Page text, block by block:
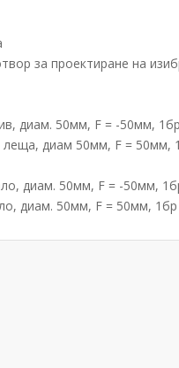
за проектиране на
диам. 50мм, F = -50мм,
леща, диам 50мм, F =
диам. 50мм, F = -50мм,
диам. 50мм, F = 50мм,